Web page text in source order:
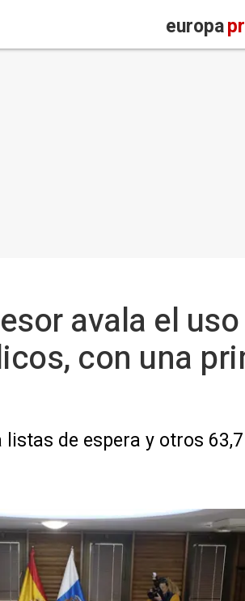
europa
avala el
con una
de espera y otros